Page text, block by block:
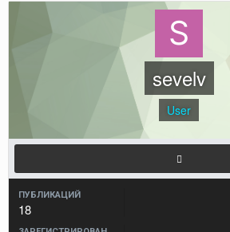
sevelv
User
ПУБЛИКАЦИЙ
18